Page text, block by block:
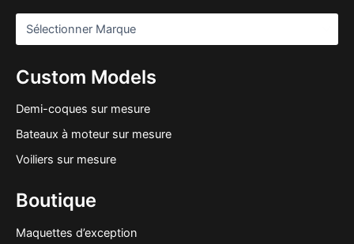
Custom Models
Demi-coques sur mesure
Bateaux à moteur sur mesure
Voiliers sur mesure
Boutique
Maquettes d’exception